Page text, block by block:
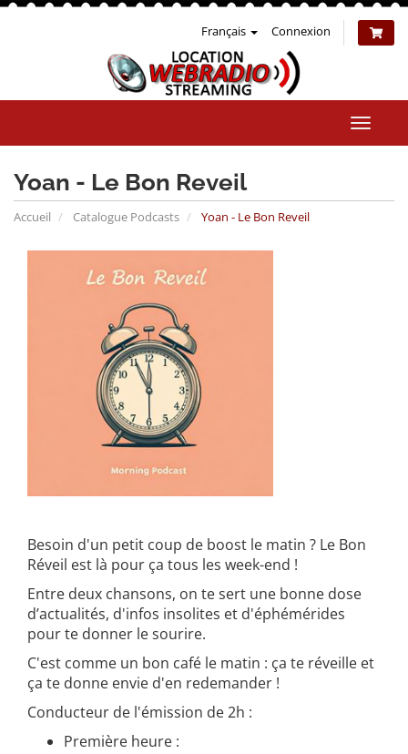
Français Connexion
la
Yoan - Le Bon Reveil
Accueil Catalogue Podcasts Yoan - Le Bon Reveil
Besoin d'un petit coup de boost le matin ? Le Bon
Réveil est là pour ça tous les week-end !
Entre deux chansons, on te sert une bonne dose
d’actualités, d'infos insolites et d'éphémérides
pour te donner le sourire.
C'est comme un bon café le matin : ça te réveille et
ça te donne envie d'en redemander !
Conducteur de l'émission de 2h :
Première heure :